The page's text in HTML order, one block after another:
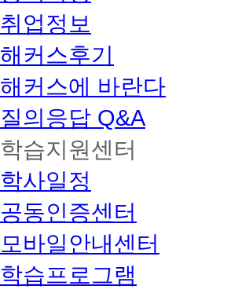
취업정보
해커스후기
해커스에 바란다
질의응답 Q&A
학습지원센터
학사일정
공동인증센터
모바일안내센터
학습프로그램